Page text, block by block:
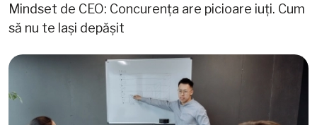
Mindset de CEO: Concurența are picioare iuți. Cum
să nu te lași depășit